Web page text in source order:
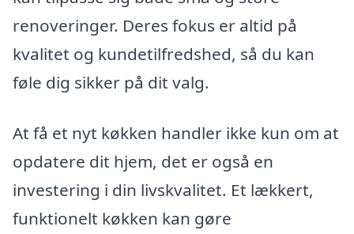
renoveringer. Deres fokus er altid på
kvalitet og kundetilfredshed, så du kan
føle dig sikker på dit valg.
At få et nyt køkken handler ikke kun om at
opdatere dit hjem, det er også en
investering i din livskvalitet. Et lækkert,
funktionelt køkken kan gøre